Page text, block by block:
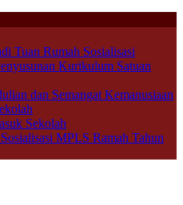
Tuan Rumah Sosialisasi
Kurikulum Satuan
dan Semangat Kemanusiaan
Sekolah
MPLS Ramah Tahun